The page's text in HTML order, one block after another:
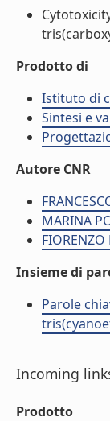
Prodotto di
Istituto di
Sintesi e
Autore CNR
MARINA
FIORENZO
Insieme di
Parole
Incoming
Prodotto